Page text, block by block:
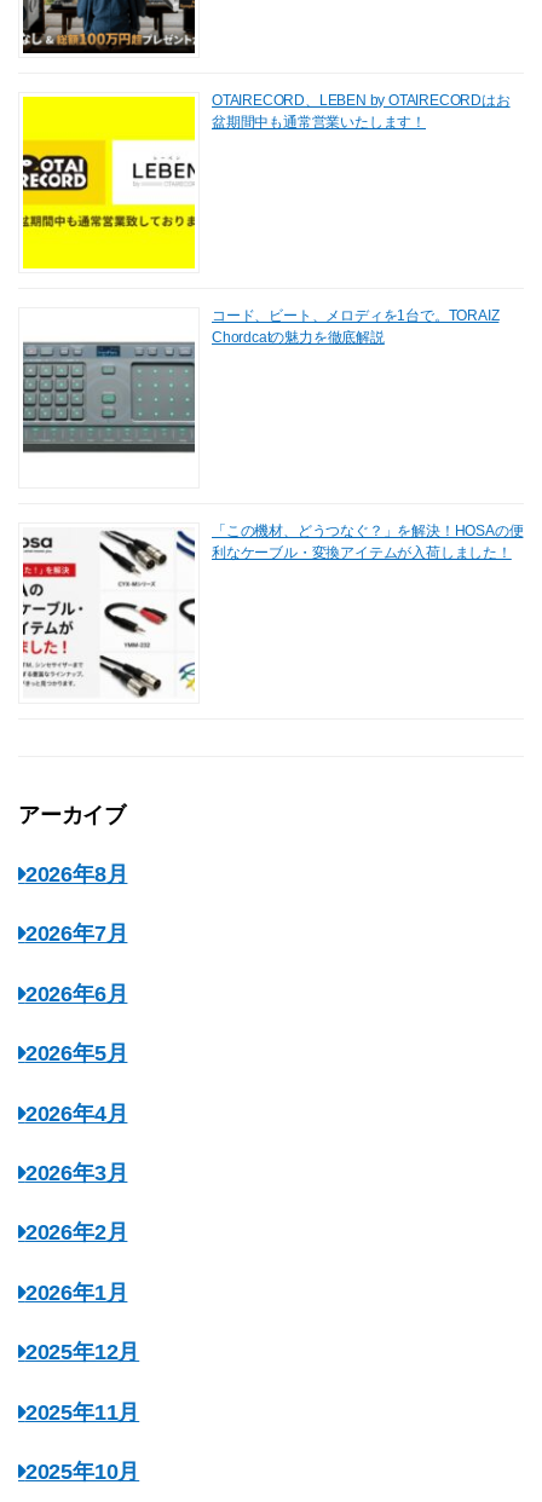
OTAIRECORD、LEBEN by OTAIRECORDはお
盆期間中も通常営業いたします！
コード、ビート、メロディを1台で。TORAIZ
Chordcatの魅力を徹底解説
「この機材、どうつなぐ？」を解決！HOSAの便
利なケーブル・変換アイテムが入荷しました！
アーカイブ
2026年8月
2026年7月
2026年6月
2026年5月
2026年4月
2026年3月
2026年2月
2026年1月
2025年12月
2025年11月
2025年10月